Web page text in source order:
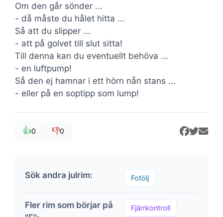
Om den går sönder ...
- då måste du hålet hitta ...
Så att du slipper ...
- att på golvet till slut sitta!
Till denna kan du eventuellt behöva ...
- en luftpump!
Så den ej hamnar i ett hörn nån stans ...
- eller på en soptipp som lump!
👍0 👎0
Sök andra julrim: Fotölj
Fler rim som börjar på
Fjärrkontroll